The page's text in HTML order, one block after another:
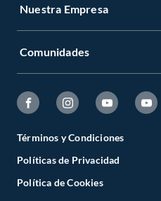
Nuestra Empresa
Comunidades
Términos y Condiciones
Políticas de Privacidad
Política de Cookies